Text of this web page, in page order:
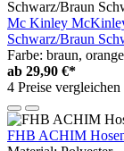
Mc Kinley
Schwarz/Braun
Farbe: braun,
ab 29,90 €*
4 Preise vergleichen
FHB ACHIM